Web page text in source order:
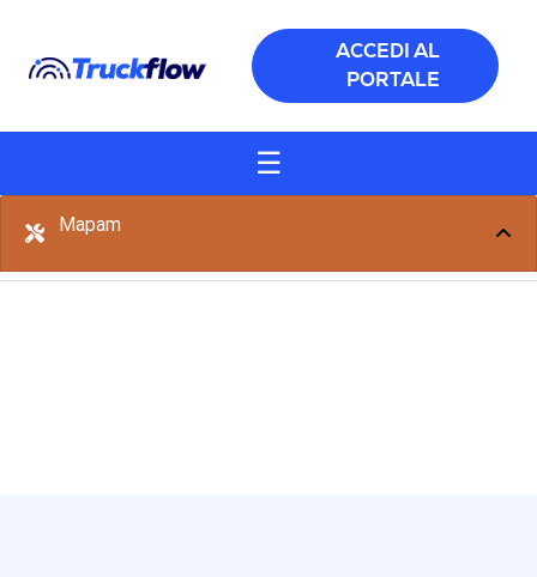
ACCEDI AL
PORTALE
☰
Mapam